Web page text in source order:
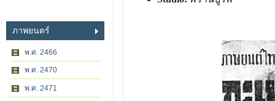
ภาพยนตร์
พ.ศ. 2466
พ.ศ. 2470
พ.ศ. 2471